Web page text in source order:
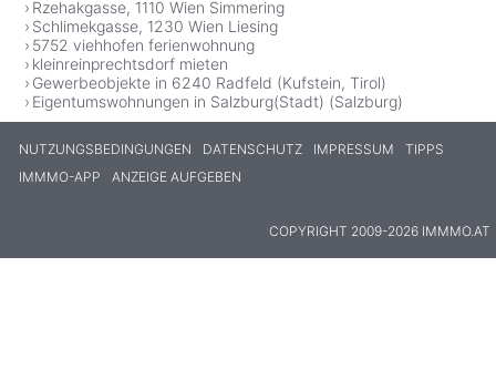
Rzehakgasse, 1110 Wien Simmering
Schlimekgasse, 1230 Wien Liesing
5752 viehhofen ferienwohnung
kleinreinprechtsdorf mieten
Gewerbeobjekte in 6240 Radfeld (Kufstein, Tirol)
Eigentumswohnungen in Salzburg(Stadt) (Salzburg)
NUTZUNGSBEDINGUNGEN DATENSCHUTZ IMPRESSUM
TIPPS
IMMMO-APP
ANZEIGE AUFGEBEN
COPYRIGHT 2009-2026 IMMMO.AT